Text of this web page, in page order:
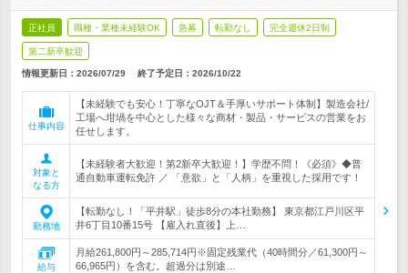
正社員 職種・業種未経験OK 急募 転勤なし 完全週休2日制
第二新卒歓迎
情報更新日：2026/07/29 終了予定日： 2026/10/22
仕事内容
【未経験でも安心！丁寧なOJT＆手厚いサポート体制】製造会社/
工場へ坩堝を中心とした様々な商材・製品・サービスの営業をお
任せします。
対象と
なる方
【未経験者大歓迎！第2新卒大歓迎！】学歴不問！《必須》◆普
通自動車運転免許 ／ 「意欲」と「人柄」を重視した採用です！
勤務地
【転勤なし！「平井駅」徒歩8分の本社勤務】 東京都江戸川区平
井6丁目10番15号 【雇入れ直後】上…
給与
月給261,800円～285,714円※固定残業代（40時間分／61,300円～
66,965円）を含む。超過分は別途…